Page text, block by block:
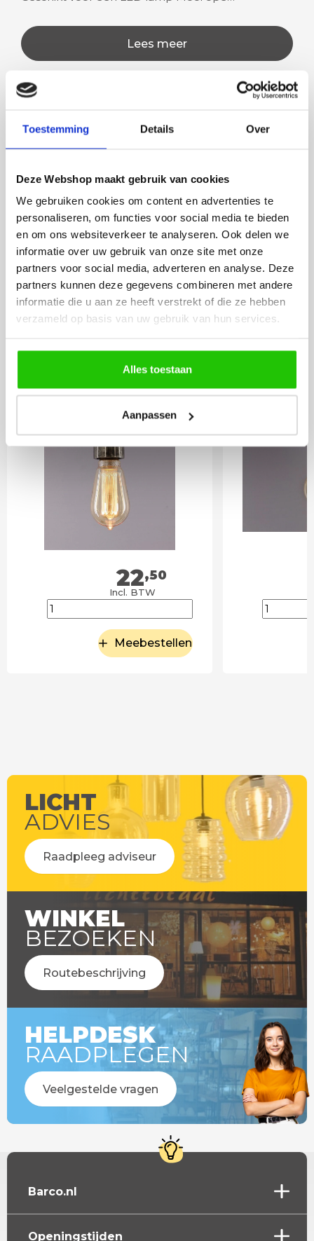
Toestemming Details Over
Deze Webshop maakt gebruik van cookies
We gebruiken cookies om content en advertenties te
personaliseren, om functies voor social media te bieden
en om ons websiteverkeer te analyseren. Ook delen we
informatie over uw gebruik van onze site met onze
partners voor social media, adverteren en analyse. Deze
partners kunnen deze gegevens combineren met andere
informatie die u aan ze heeft verstrekt of die ze hebben
verzameld op basis van uw gebruik van hun services.
Alles toestaan
Aanpassen
Lees meer
Rian
Fijne site waar ik een mooie
besteld. De volgende dag
werd deze al bezorgd. Super
netjes en veilig verpakt.
volledig naar wens.
artikel is zeer mooi
veel sfeer, het is ook
eenvoudig te
BESTELINCLUSIEF
LICHTBRONNEN
LED lamp 5 watt E27
22,50
Incl. BTW
Meebestellen
LICHT
ADVIES
Raadpleeg adviseur
WINKEL
BEZOEKEN
Routebeschrijving
HELPDESK
RAADPLEGEN
Veelgestelde vragen
Barco.nl
Openingstijden